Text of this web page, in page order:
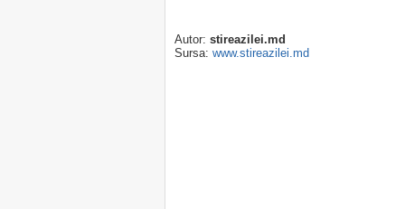
Autor: stireazilei.md
Sursa: www.stireazilei.md